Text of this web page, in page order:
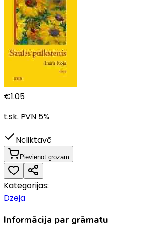
€1.05
t.sk. PVN 5%
Noliktavā
Pievienot grozam
Kategorijas:
Dzeja
Informācija par grāmatu